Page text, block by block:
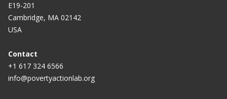
E19-201
Cambridge, MA 02142
USA
Contact
+1 617 324 6566
info@povertyactionlab.org